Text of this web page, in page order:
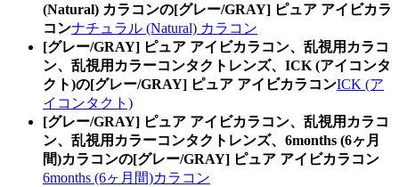
(Natural) カラコンの[グレー/GRAY] ピュア アイビカラ
コンナチュラル (Natural) カラコン
[グレー/GRAY] ピュア アイビカラコン、乱視用カラコ
ン、乱視用カラーコンタクトレンズ、ICK (アイコンタ
クト)の[グレー/GRAY] ピュア アイビカラコンICK (ア
イコンタクト)
[グレー/GRAY] ピュア アイビカラコン、乱視用カラコ
ン、乱視用カラーコンタクトレンズ、6months (6ヶ月
間)カラコンの[グレー/GRAY] ピュア アイビカラコン
6months (6ヶ月間)カラコン